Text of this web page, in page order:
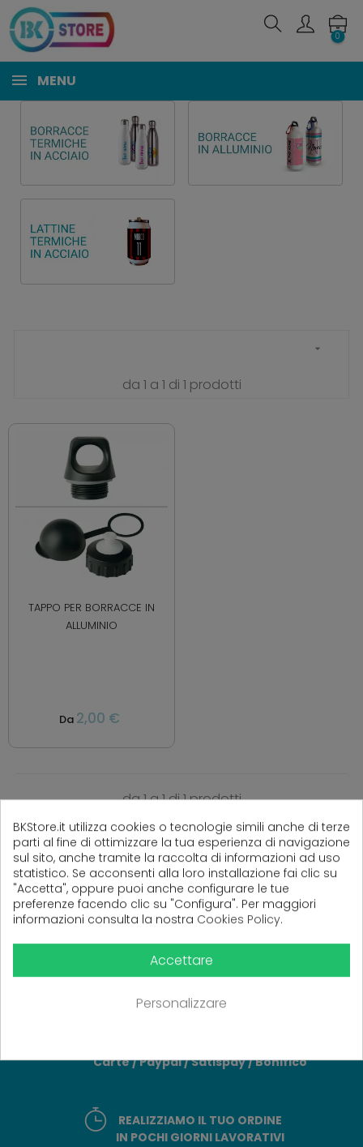
0
MENU

da 1 a 1 di 1 prodotti
TAPPO PER BORRACCE IN
ALLUMINIO
Da 2,00 €
da 1 a 1 di 1 prodotti
TI PIACE QUESTA PAGINA? CONDIVIDILA!
ASSISTENZA WHATSAPP
Carte / Paypal / Satispay / Bonifico
REALIZZIAMO IL TUO ORDINE
IN POCHI GIORNI LAVORATIVI
BKStore.it utilizza cookies o tecnologie simili anche di terze
parti al fine di ottimizzare la tua esperienza di navigazione
sul sito, anche tramite la raccolta di informazioni ad uso
statistico. Se acconsenti alla loro installazione fai clic su
"Accetta", oppure puoi anche configurare le tue
preferenze facendo clic su "Configura". Per maggiori
informazioni consulta la nostra Cookies Policy.
Accettare
Personalizzare